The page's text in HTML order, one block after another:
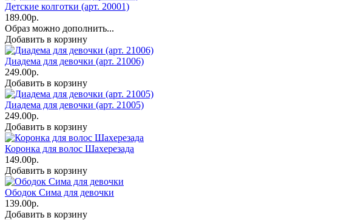
Детские колготки (арт. 20001)
189.00р.
Образ можно дополнить...
Добавить в корзину
Диадема для девочки (арт. 21006)
249.00р.
Добавить в корзину
Диадема для девочки (арт. 21005)
249.00р.
Добавить в корзину
Коронка для волос Шахерезада
149.00р.
Добавить в корзину
Ободок Сима для девочки
139.00р.
Добавить в корзину